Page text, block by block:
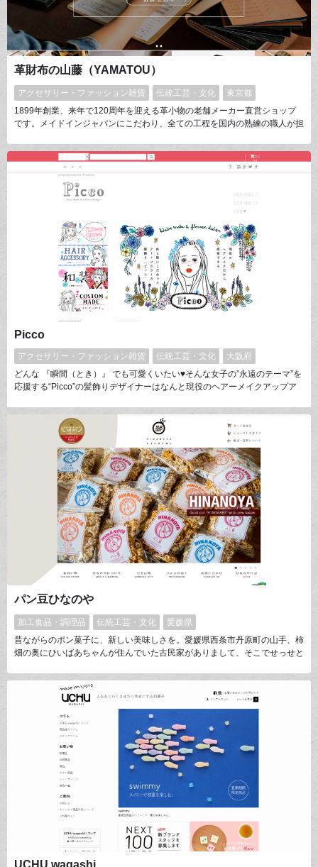
革財布の山藤（YAMATOU）
アクセサリー・ファッション雑貨 伝統工芸・文化
東京都
1899年創業、来年で120周年を迎える革小物の老舗メーカー直営ショップ
です。メイドインジャパンにこだわり、全ての工程を国内の熟練の職人が担
た知識と技術に、時代に合ったデザインを組み合わせ《これからの1oo年》
を考える革財布を製造しております。
Picco
アクセサリー・ファッション雑貨 伝統工芸・文化
大阪府
どんな 『瞬間（とき）』 でも可愛くいたい♥そんな女子の”永遠のテーマ”を
応援する“Picco”の髪飾りデザイナーはなんと現役のヘアーメイクアップア
かしたオリジナルデザインの髪飾り人生における ”記念日” には是
非、”Picco”にお手伝いさせてください
パン豆ひなのや
加工食品・調理品 伝統工芸・文化
愛媛県
昔ながらのポン菓子に、新しい美味しさを。愛媛県西条市丹原町の山手、柿
畑の奥にひいばあちゃんが住んでいた古民家がありまして、そこでせっせと
のことをパン豆と呼び、結婚式の定番引き菓子として古くから地域の暮らし
に親しまれています。そんな郷土色に彩られた「パン豆」を、日本中にお届
けしています。
UCHU wagashi